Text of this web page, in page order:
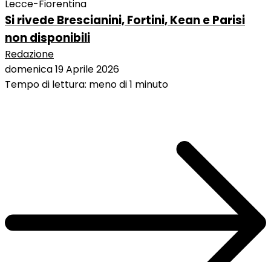
Lecce-Fiorentina
Si rivede Brescianini, Fortini, Kean e Parisi
non disponibili
Redazione
domenica 19 Aprile 2026
Tempo di lettura: meno di 1 minuto